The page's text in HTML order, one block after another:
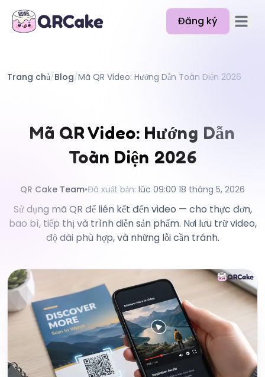
Đăng ký Mở
Bảng giá
Tài liệu
API
Trang chủ/Blog/Mã QR Video: Hướng Dẫn Toàn Diện 2026
Mã QR Video: Hướng Dẫn
Toàn Diện 2026
QR Cake Team•Đã xuất bản: lúc 09:00 18 tháng 5, 2026
Sử dụng mã QR để liên kết đến video — cho thực đơn,
bao bì, tiếp thị và trình diễn sản phẩm. Nơi lưu trữ video,
độ dài phù hợp, và những lỗi cần tránh.